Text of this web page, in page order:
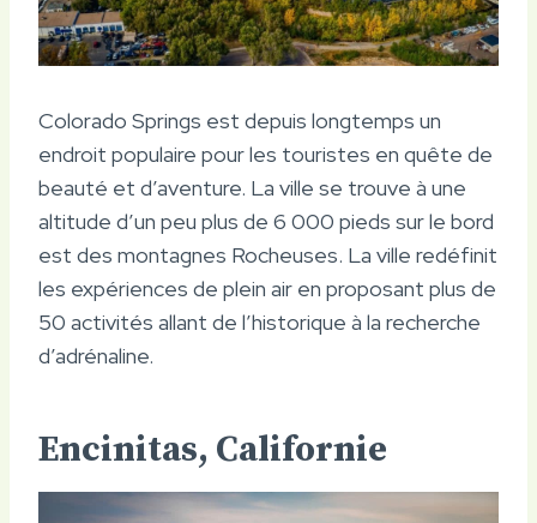
Colorado Springs est depuis longtemps un
endroit populaire pour les touristes en quête de
beauté et d’aventure. La ville se trouve à une
altitude d’un peu plus de 6 000 pieds sur le bord
est des montagnes Rocheuses. La ville redéfinit
les expériences de plein air en proposant plus de
50 activités allant de l’historique à la recherche
d’adrénaline.
Encinitas, Californie